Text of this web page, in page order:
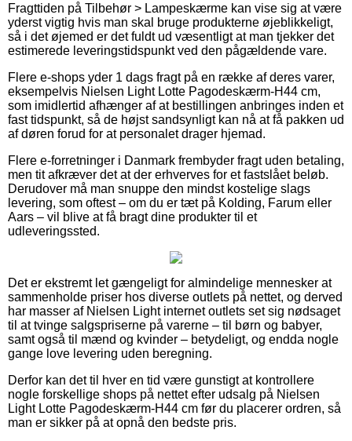
Fragttiden på Tilbehør > Lampeskærme kan vise sig at være
yderst vigtig hvis man skal bruge produkterne øjeblikkeligt,
så i det øjemed er det fuldt ud væsentligt at man tjekker det
estimerede leveringstidspunkt ved den pågældende vare.
Flere e-shops yder 1 dags fragt på en række af deres varer,
eksempelvis Nielsen Light Lotte Pagodeskærm-H44 cm,
som imidlertid afhænger af at bestillingen anbringes inden et
fast tidspunkt, så de højst sandsynligt kan nå at få pakken ud
af døren forud for at personalet drager hjemad.
Flere e-forretninger i Danmark frembyder fragt uden betaling,
men tit afkræver det at der erhverves for et fastslået beløb.
Derudover må man snuppe den mindst kostelige slags
levering, som oftest – om du er tæt på Kolding, Farum eller
Aars – vil blive at få bragt dine produkter til et
udleveringssted.
Det er ekstremt let gængeligt for almindelige mennesker at
sammenholde priser hos diverse outlets på nettet, og derved
har masser af Nielsen Light internet outlets set sig nødsaget
til at tvinge salgspriserne på varerne – til børn og babyer,
samt også til mænd og kvinder – betydeligt, og endda nogle
gange love levering uden beregning.
Derfor kan det til hver en tid være gunstigt at kontrollere
nogle forskellige shops på nettet efter udsalg på Nielsen
Light Lotte Pagodeskærm-H44 cm før du placerer ordren, så
man er sikker på at opnå den bedste pris.